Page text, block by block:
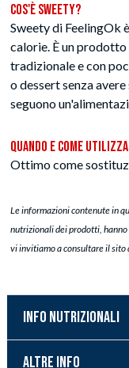
Cos'è Sweety?
Sweety di FeelingOk
calorie. È un
tradizionale e con
o dessert senza
seguono
Quando e Come
Ottimo come
Le informazioni contenute in
nutrizionali dei prodotti,
vi invitiamo a consultare il sito
INFO NUTRIZIONALI
ALTRE INFO